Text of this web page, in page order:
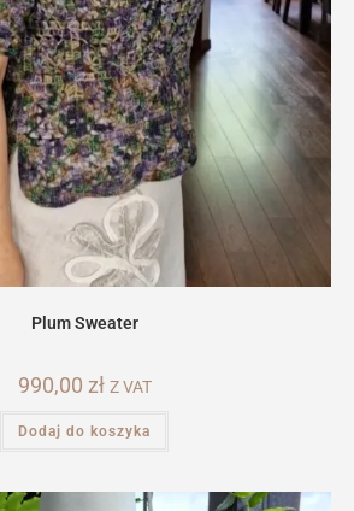
Plum Sweater
990,00 zł Z VAT
Dodaj do koszyka